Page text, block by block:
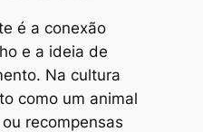
é a conexão
e a ideia de
Na cultura
como um animal
recompensas